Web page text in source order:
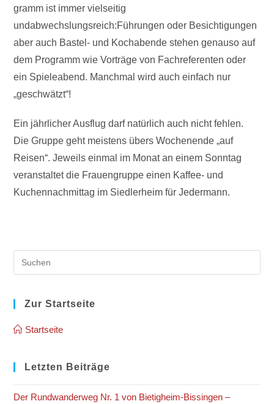
gramm ist immer vielseitig
undabwechslungsreich:Führungen oder Besichtigungen
aber auch Bastel- und Kochabende stehen genauso auf
dem Programm wie Vorträge von Fachreferenten oder
ein Spieleabend. Manchmal wird auch einfach nur
„geschwätzt“!
Ein jährlicher Ausflug darf natürlich auch nicht fehlen.
Die Gruppe geht meistens übers Wochenende „auf
Reisen“. Jeweils einmal im Monat an einem Sonntag
veranstaltet die Frauengruppe einen Kaffee- und
Kuchen­nachmittag im Siedlerheim für Jedermann.
Zur Startseite
Startseite
Letzten Beiträge
Der Rundwanderweg Nr. 1 von Bietigheim-Bissingen –